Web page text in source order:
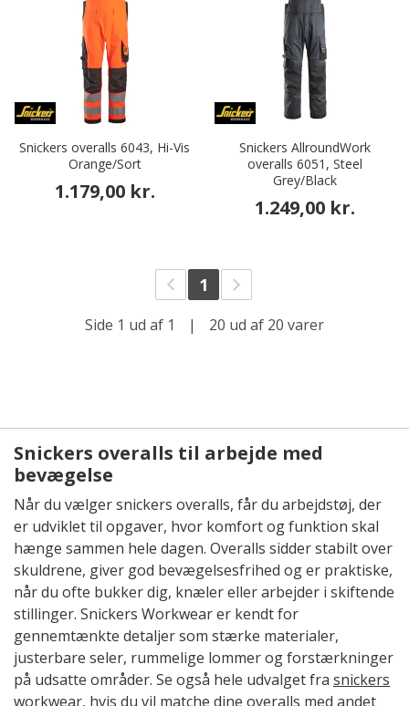
Snickers overalls 6043, Hi-Vis
Orange/Sort
1.179,00 kr.
Snickers AllroundWork
overalls 6051, Steel
Grey/Black
1.249,00 kr.
1
Side 1 ud af 1 | 20 ud af 20 varer
Snickers overalls til arbejde med
bevægelse
Når du vælger snickers overalls, får du arbejdstøj, der
er udviklet til opgaver, hvor komfort og funktion skal
hænge sammen hele dagen. Overalls sidder stabilt over
skuldrene, giver god bevægelsesfrihed og er praktiske,
når du ofte bukker dig, knæler eller arbejder i skiftende
stillinger. Snickers Workwear er kendt for
gennemtænkte detaljer som stærke materialer,
justerbare seler, rummelige lommer og forstærkninger
på udsatte områder. Se også hele udvalget fra snickers
workwear, hvis du vil matche dine overalls med andet